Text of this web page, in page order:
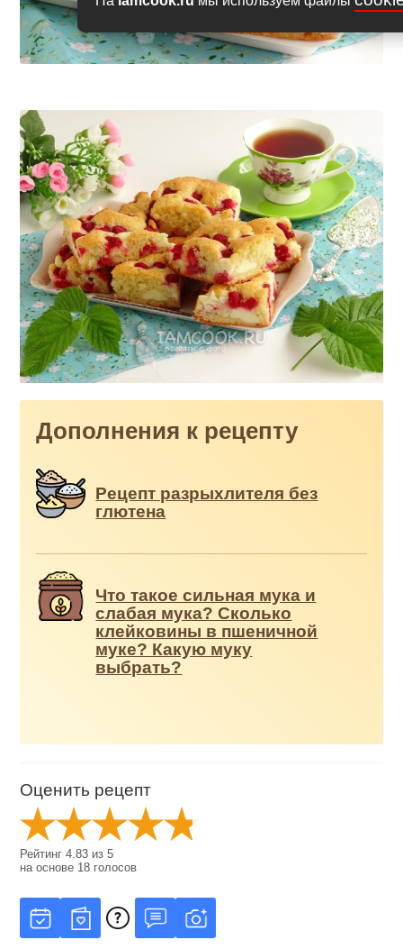
Дополнения к рецепту
Рецепт разрыхлителя без
глютена
Что такое сильная мука и
слабая мука? Сколько
клейковины в пшеничной
муке? Какую муку
выбрать?
Оценить рецепт
Рейтинг4.83 из5
на основе 18 голосов